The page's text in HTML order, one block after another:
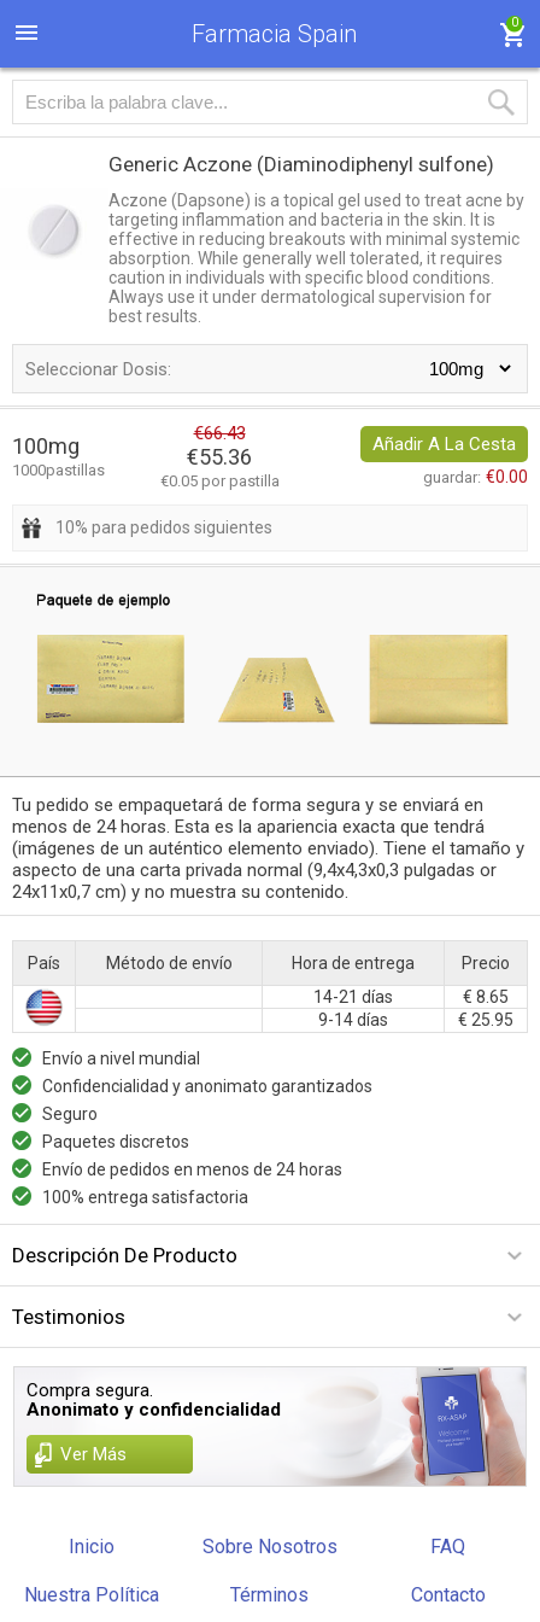
Farmacia Spain 0
Generic Aczone (Diaminodiphenyl sulfone)
Aczone (Dapsone) is a topical gel used to treat acne by
targeting inflammation and bacteria in the skin. It is
effective in reducing breakouts with minimal systemic
absorption. While generally well tolerated, it requires
caution in individuals with specific blood conditions.
Always use it under dermatological supervision for
best results.
Seleccionar Dosis:
100mg
1000pastillas
€66.43
€55.36
€0.05 por pastilla
Añadir A La Cesta
guardar: €0.00
10% para pedidos siguientes
Tu pedido se empaquetará de forma segura y se enviará en
menos de 24 horas. Esta es la apariencia exacta que tendrá
(imágenes de un auténtico elemento enviado). Tiene el tamaño y
aspecto de una carta privada normal (9,4x4,3x0,3 pulgadas or
24x11x0,7 cm) y no muestra su contenido.
País Método de envío Hora de entrega
Precio
14-21 días
€ 8.65
9-14 días
€ 25.95
Envío a nivel mundial
Confidencialidad y anonimato garantizados
Seguro
Paquetes discretos
Envío de pedidos en menos de 24 horas
100% entrega satisfactoria
Descripción De Producto
Testimonios
Compra segura.
Anonimato y confidencialidad
Ver Más
Inicio Sobre Nosotros FAQ
Nuestra Política Términos Contacto